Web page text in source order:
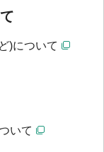
)について
いて